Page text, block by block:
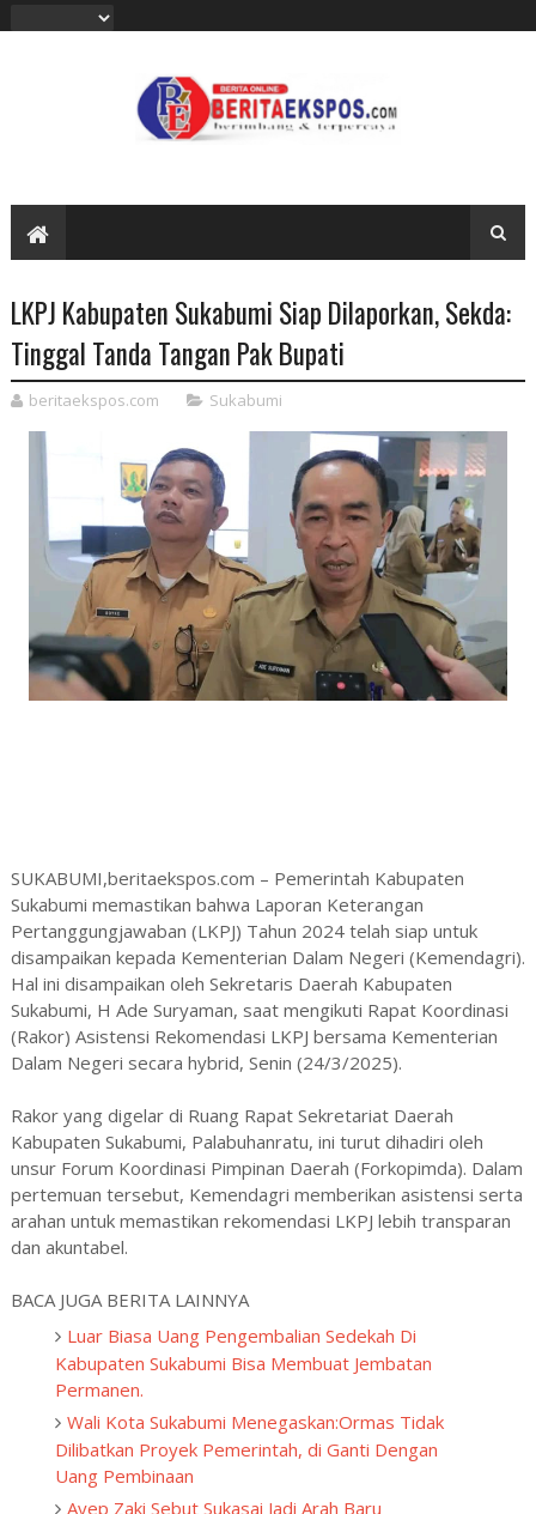
LKPJ Kabupaten Sukabumi Siap Dilaporkan, Sekda:
Tinggal Tanda Tangan Pak Bupati
beritaekspos.com Sukabumi
SUKABUMI,beritaekspos.com – Pemerintah Kabupaten
Sukabumi memastikan bahwa Laporan Keterangan
Pertanggungjawaban (LKPJ) Tahun 2024 telah siap untuk
disampaikan kepada Kementerian Dalam Negeri (Kemendagri).
Hal ini disampaikan oleh Sekretaris Daerah Kabupaten
Sukabumi, H Ade Suryaman, saat mengikuti Rapat Koordinasi
(Rakor) Asistensi Rekomendasi LKPJ bersama Kementerian
Dalam Negeri secara hybrid, Senin (24/3/2025).
Rakor yang digelar di Ruang Rapat Sekretariat Daerah
Kabupaten Sukabumi, Palabuhanratu, ini turut dihadiri oleh
unsur Forum Koordinasi Pimpinan Daerah (Forkopimda). Dalam
pertemuan tersebut, Kemendagri memberikan asistensi serta
arahan untuk memastikan rekomendasi LKPJ lebih transparan
dan akuntabel.
BACA JUGA BERITA LAINNYA
Luar Biasa Uang Pengembalian Sedekah Di
Kabupaten Sukabumi Bisa Membuat Jembatan
Permanen.
Wali Kota Sukabumi Menegaskan:Ormas Tidak
Dilibatkan Proyek Pemerintah, di Ganti Dengan
Uang Pembinaan
Ayep Zaki Sebut Sukasai Jadi Arah Baru